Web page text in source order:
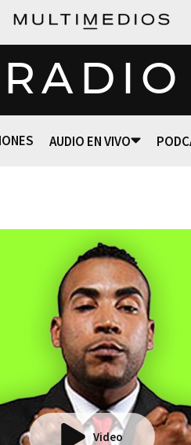
RADIO
AUDIO EN VIVO
Video